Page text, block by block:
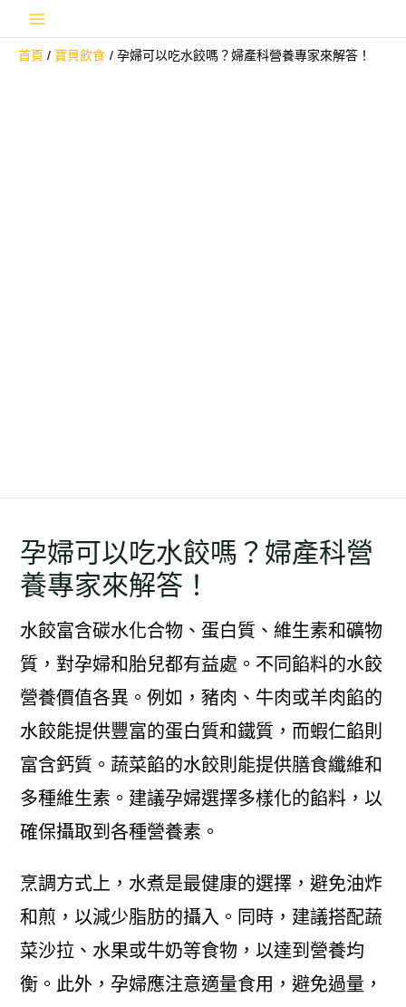
Menu
首頁 寶貝飲食 孕婦可以吃水餃嗎？婦產科營養專家來解答！
孕婦可以吃水餃嗎？婦產科營
養專家來解答！
水餃富含碳水化合物、蛋白質、維生素和礦物
質，對孕婦和胎兒都有益處。不同餡料的水餃
營養價值各異。例如，豬肉、牛肉或羊肉餡的
水餃能提供豐富的蛋白質和鐵質，而蝦仁餡則
富含鈣質。蔬菜餡的水餃則能提供膳食纖維和
多種維生素。建議孕婦選擇多樣化的餡料，以
確保攝取到各種營養素。
烹調方式上，水煮是最健康的選擇，避免油炸
和煎，以減少脂肪的攝入。同時，建議搭配蔬
菜沙拉、水果或牛奶等食物，以達到營養均
衡。此外，孕婦應注意適量食用，避免過量，